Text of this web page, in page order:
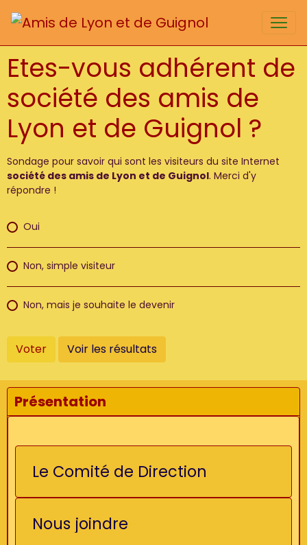
Etes-vous adhérent de
société des amis de
Lyon et de Guignol ?
Sondage pour savoir qui sont les visiteurs du site Internet
société des amis de Lyon et de Guignol. Merci d'y
répondre !
Oui
Non, simple visiteur
Non, mais je souhaite le devenir
Voter Voir les résultats
Présentation
Le Comité de Direction
Nous joindre